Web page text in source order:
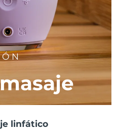
linfático